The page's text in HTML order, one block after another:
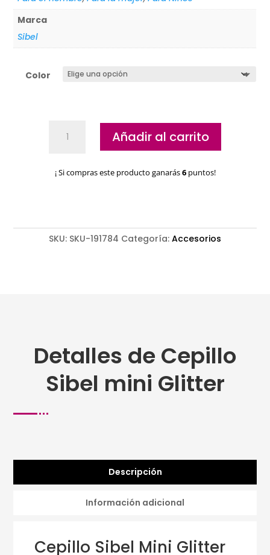
Marca
Sibel
Color
Sibel
Glitter
Añadir al carrito
¡ Si compras este producto ganarás6puntos!
SKU: SKU-191784 Categoría: Accesorios
Detalles de Cepillo
Sibel mini Glitter
Descripción
Información adicional
Cepillo Sibel Mini Glitter